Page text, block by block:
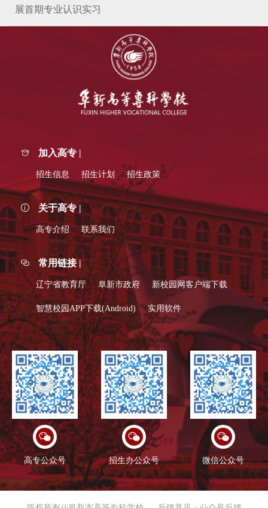
展首期专业认识实习
加入高专 |
招生信息 招生计划 招生政策
关于高专 |
高专介绍 联系我们
常用链接 |
辽宁省教育厅 阜新市政府 新校园网客户端下载
智慧校园APP下载(Android) 实用软件
高专公众号 招生办公众号 微信公众号